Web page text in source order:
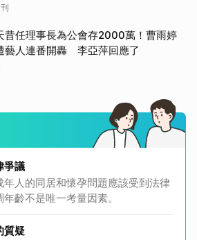
昔任理事長為公會存2000萬！曹雨婷
藝人連番開轟 李亞萍回應了
爭議
年人的同居和懷孕問題應該受到法律
齡不是唯一考量因素。
質疑